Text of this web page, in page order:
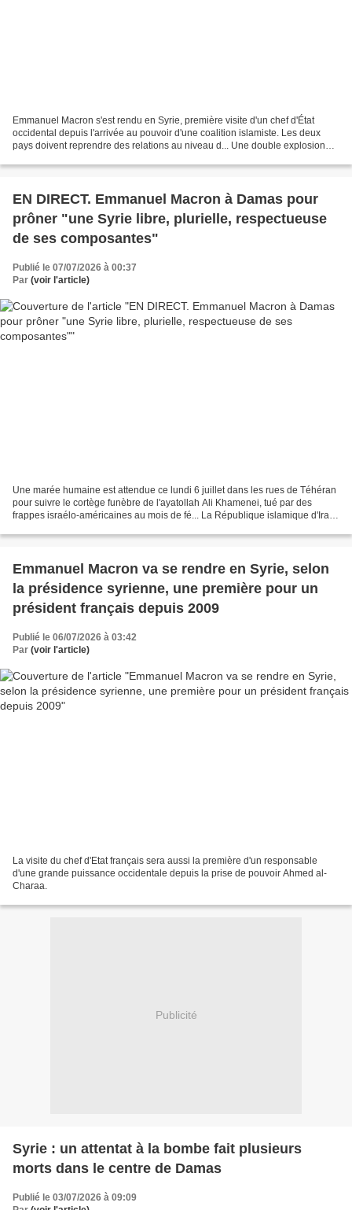
Emmanuel Macron s'est rendu en Syrie, première visite d'un chef d'État
occidental depuis l'arrivée au pouvoir d'une coalition islamiste. Les deux
pays doivent reprendre des relations au niveau d... Une double explosion
EN DIRECT. Emmanuel Macron à Damas pour
prôner "une Syrie libre, plurielle, respectueuse
de ses composantes"
Publié le 07/07/2026 à 00:37
Par (voir l'article)
Une marée humaine est attendue ce lundi 6 juillet dans les rues de Téhéran
pour suivre le cortège funèbre de l'ayatollah Ali Khamenei, tué par des
frappes israélo-américaines au mois de fé... La République islamique d'Iran
Emmanuel Macron va se rendre en Syrie, selon
la présidence syrienne, une première pour un
président français depuis 2009
Publié le 06/07/2026 à 03:42
Par (voir l'article)
La visite du chef d'Etat français sera aussi la première d'un responsable
d'une grande puissance occidentale depuis la prise de pouvoir Ahmed al-
Charaa.
Publicité
Syrie : un attentat à la bombe fait plusieurs
morts dans le centre de Damas
Publié le 03/07/2026 à 09:09